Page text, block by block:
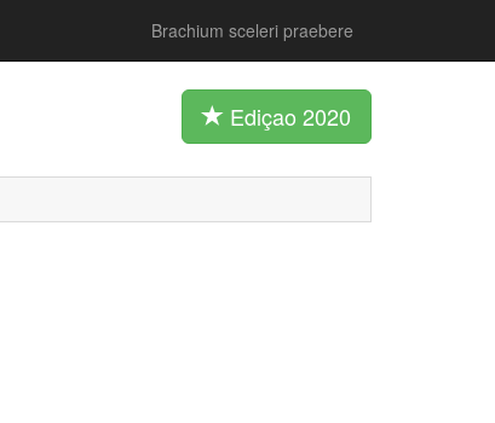
Brachium sceleri praebere
Ediçao 2020